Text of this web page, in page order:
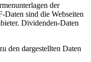
der
sind die Webseiten
Dividenden-Daten
den dargestellten Daten